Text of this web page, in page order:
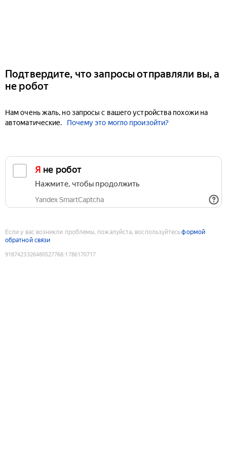
Подтвердите, что запросы отправляли вы, а
не робот
Нам очень жаль, но запросы с вашего устройства похожи на
автоматические.
Почему это могло произойти?
Я не робот
Нажмите, чтобы продолжить
Yandex SmartCaptcha
Если у вас возникли проблемы, пожалуйста, воспользуйтесьформой
обратной связи
9187423326480527768:1786170717